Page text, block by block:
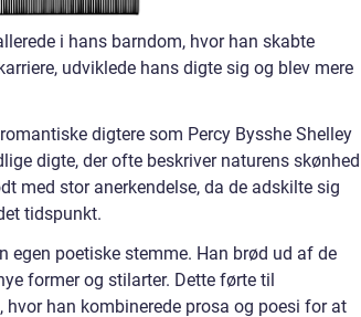
i hans barndom, hvor han skabte
udviklede hans digte sig og blev mere
digtere som Percy Bysshe Shelley
digte, der ofte beskriver naturens skønhed
med stor anerkendelse, da de adskilte sig
tidspunkt.
egen poetiske stemme. Han brød ud af de
former og stilarter. Dette førte til
han kombinerede prosa og poesi for at